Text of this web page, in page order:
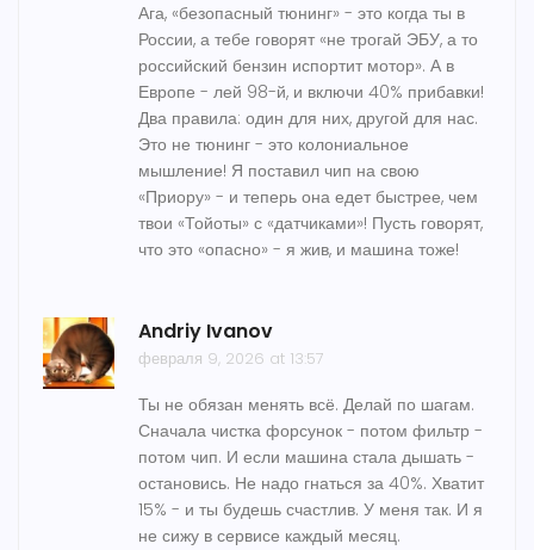
Ага, «безопасный тюнинг» - это когда ты в
России, а тебе говорят «не трогай ЭБУ, а то
российский бензин испортит мотор». А в
Европе - лей 98-й, и включи 40% прибавки!
Два правила: один для них, другой для нас.
Это не тюнинг - это колониальное
мышление! Я поставил чип на свою
«Приору» - и теперь она едет быстрее, чем
твои «Тойоты» с «датчиками»! Пусть говорят,
что это «опасно» - я жив, и машина тоже!
Andriy Ivanov
февраля 9, 2026 at 13:57
Ты не обязан менять всё. Делай по шагам.
Сначала чистка форсунок - потом фильтр -
потом чип. И если машина стала дышать -
остановись. Не надо гнаться за 40%. Хватит
15% - и ты будешь счастлив. У меня так. И я
не сижу в сервисе каждый месяц.